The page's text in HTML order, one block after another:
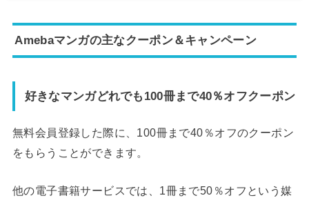
Amebaマンガの主なクーポン＆キャンペーン
好きなマンガどれでも100冊まで40％オフクーポン
無料会員登録した際に、100冊まで40％オフのクーポン
をもらうことができます。
他の電子書籍サービスでは、1冊まで50％オフという媒